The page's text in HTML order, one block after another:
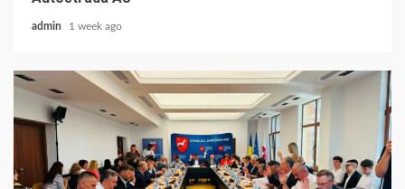
admin 1 week ago